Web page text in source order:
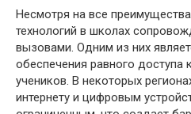
Несмотря на все
технологий в школах
вызовами. Одним из них
обеспечения равного доступа
учеников. В некоторых
интернету и цифровым